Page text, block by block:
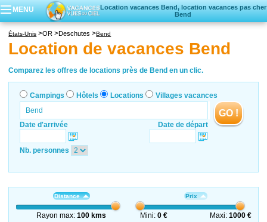
MENU
Location vacances Bend, location vacances pas cher
Bend
Locations vacances
Villages vacances
États-Unis OR Deschutes Bend
Location de vacances Bend
Comparez les offres de locations près de Bend en un clic.
Campings Hôtels Locations Villages vacances
Date d'arrivée Date de départ
GO !
Nb. personnes
Distance
Rayon max:100 kms
Prix
Mini:0 € Maxi: 1000 €